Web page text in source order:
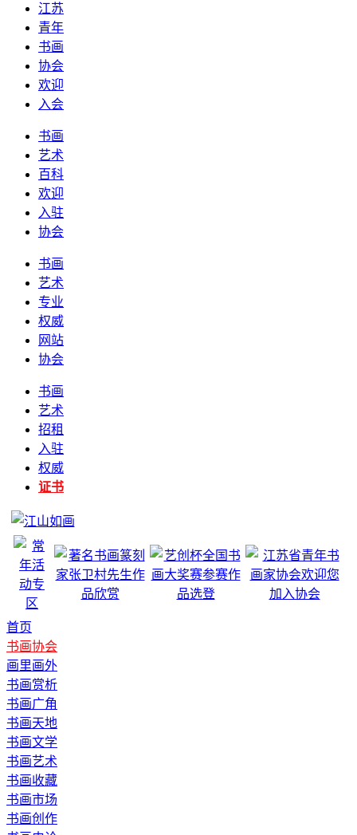
江苏
青年
书画
协会
欢迎
入会
书画
艺术
百科
欢迎
入驻
协会
书画
艺术
专业
权威
网站
协会
书画
艺术
招租
入驻
权威
证书
首页
书画协会
画里画外
书画赏析
书画广角
书画天地
书画文学
书画艺术
书画收藏
书画市场
书画创作